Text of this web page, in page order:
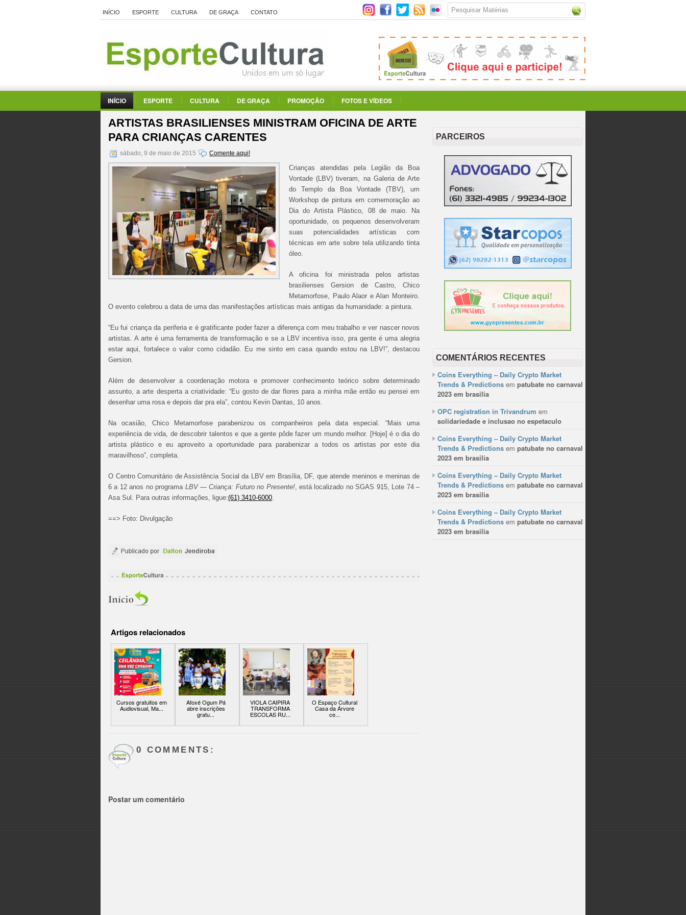
INÍCIO ESPORTE CULTURA DE GRAÇA CONTATO
INÍCIO ESPORTE CULTURA DE GRAÇA PROMOÇÃO FOTOS E VÍDEOS
ARTISTAS BRASILIENSES MINISTRAM OFICINA DE ARTE
PARA CRIANÇAS CARENTES
sábado, 9 de maio de 2015 Comente aqui!
Crianças atendidas pela Legião da Boa
Vontade (LBV) tiveram, na Galeria de Arte
do Templo da Boa Vontade (TBV), um
Workshop de pintura em comemoração ao
Dia do Artista Plástico, 08 de maio. Na
oportunidade, os pequenos desenvolveram
suas potencialidades artísticas com
técnicas em arte sobre tela utilizando tinta
óleo.
A oficina foi ministrada pelos artistas
brasilienses Gersion de Castro, Chico
Metamorfose, Paulo Alaor e Alan Monteiro.
O evento celebrou a data de uma das manifestações artísticas mais antigas da humanidade: a pintura.
“Eu fui criança da periferia e é gratificante poder fazer a diferença com meu trabalho e ver nascer novos
artistas. A arte é uma ferramenta de transformação e se a LBV incentiva isso, pra gente é uma alegria
estar aqui, fortalece o valor como cidadão. Eu me sinto em casa quando estou na LBV!”, destacou
Gersion.
Além de desenvolver a coordenação motora e promover conhecimento teórico sobre determinado
assunto, a arte desperta a criatividade: “Eu gosto de dar flores para a minha mãe então eu pensei em
desenhar uma rosa e depois dar pra ela”, contou Kevin Dantas, 10 anos.
Na ocasião, Chico Metamorfose parabenizou os companheiros pela data especial. “Mais uma
experiência de vida, de descobrir talentos e que a gente pôde fazer um mundo melhor. [Hoje] é o dia do
artista plástico e eu aproveito a oportunidade para parabenizar a todos os artistas por este dia
maravilhoso”, completa.
O Centro Comunitário de Assistência Social da LBV em Brasília, DF, que atende meninos e meninas de
6 a 12 anos no programa LBV — Criança: Futuro no Presente!, está localizado no SGAS 915, Lote 74 –
Asa Sul. Para outras informações, ligue:(61) 3410-6000.
==> Foto: Divulgação
Artigos relacionados
Cursos gratuitos em
Audiovisual, Ma...
Afoxé Ogum Pá
abre inscrições
gratu...
VIOLA CAIPIRA
TRANSFORMA
ESCOLAS RU...
O Espaço Cultural
Casa da Árvore
ce...
0 COMMENTS:
Postar um comentário
PARCEIROS
COMENTÁRIOS RECENTES
Coins Everything – Daily Crypto Market
Trends & Predictions em patubate no carnaval
2023 em brasilia
OPC registration in Trivandrum em
solidariedade e inclusao no espetaculo
Coins Everything – Daily Crypto Market
Trends & Predictions em patubate no carnaval
2023 em brasilia
Coins Everything – Daily Crypto Market
Trends & Predictions em patubate no carnaval
2023 em brasilia
Coins Everything – Daily Crypto Market
Trends & Predictions em patubate no carnaval
2023 em brasilia